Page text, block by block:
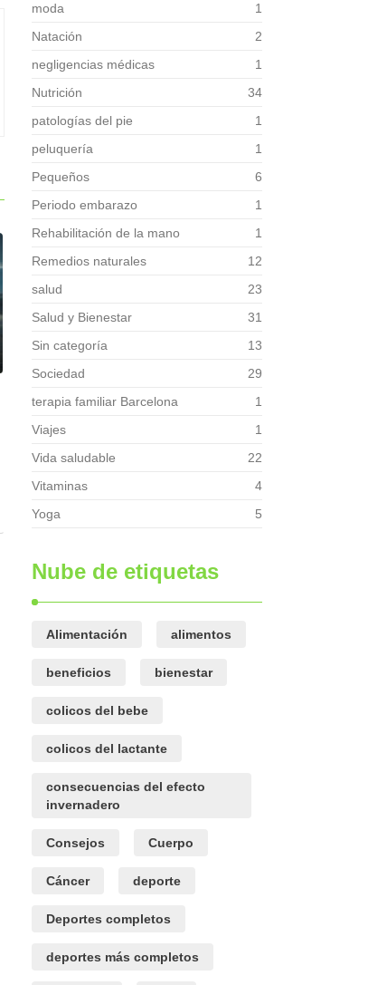
moda
1
Natación
2
negligencias médicas
1
Nutrición
34
patologías del pie
1
peluquería
1
Pequeños
6
Periodo embarazo
1
Rehabilitación de la mano
1
Remedios naturales
12
salud
23
Salud y Bienestar
31
Sin categoría
13
Sociedad
29
terapia familiar Barcelona
1
Viajes
1
Vida saludable
22
Vitaminas
4
Yoga
5
Nube de etiquetas
Alimentación alimentos
beneficios bienestar
colicos del bebe
colicos del lactante
consecuencias del efecto
invernadero
Consejos Cuerpo
Cáncer deporte
Deportes completos
deportes más completos